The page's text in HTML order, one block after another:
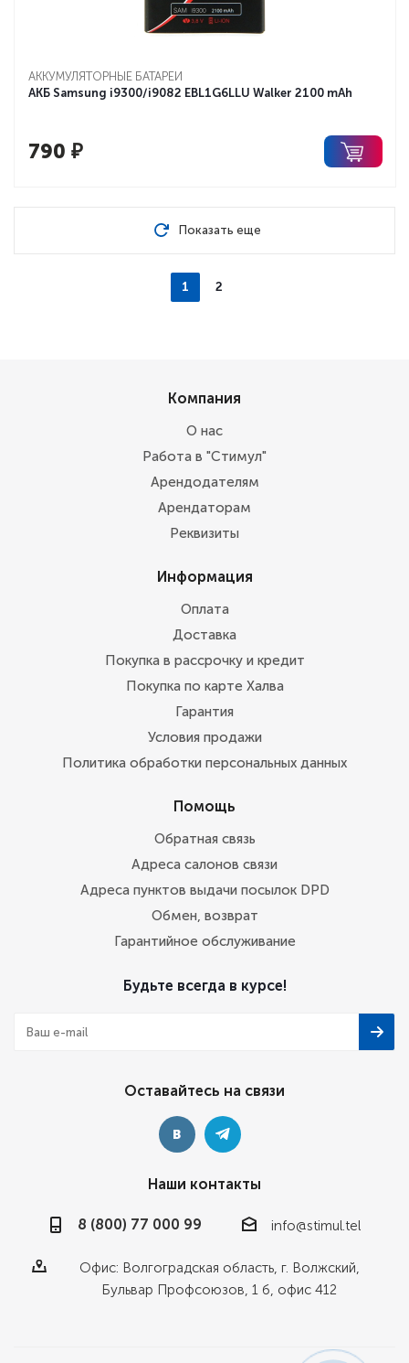
АККУМУЛЯТОРНЫЕ БАТАРЕИ
АКБ Samsung i9300/i9082 EBL1G6LLU Walker 2100 mAh
790 ₽
Показать еще
1 2
Компания
О нас
Работа в "Стимул"
Арендодателям
Арендаторам
Реквизиты
Информация
Оплата
Доставка
Покупка в рассрочку и кредит
Покупка по карте Халва
Гарантия
Условия продажи
Политика обработки персональных данных
Помощь
Обратная связь
Адреса салонов связи
Адреса пунктов выдачи посылок DPD
Обмен, возврат
Гарантийное обслуживание
Будьте всегда в курсе!
Оставайтесь на связи
Наши контакты
8 (800) 77 000 99 info@stimul.tel
Офис: Волгоградская область, г. Волжский,
Бульвар Профсоюзов, 1 б, офис 412